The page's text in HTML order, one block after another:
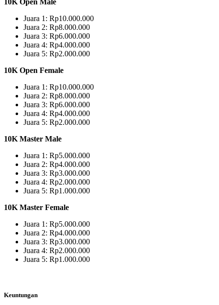
Juara 1: Rp10.000.000
Juara 2: Rp8.000.000
Juara 3: Rp6.000.000
Juara 4: Rp4.000.000
Juara 5: Rp2.000.000
10K Open Female
Juara 1: Rp10.000.000
Juara 2: Rp8.000.000
Juara 3: Rp6.000.000
Juara 4: Rp4.000.000
Juara 5: Rp2.000.000
10K Master Male
Juara 1: Rp5.000.000
Juara 2: Rp4.000.000
Juara 3: Rp3.000.000
Juara 4: Rp2.000.000
Juara 5: Rp1.000.000
10K Master Female
Juara 1: Rp5.000.000
Juara 2: Rp4.000.000
Juara 3: Rp3.000.000
Juara 4: Rp2.000.000
Juara 5: Rp1.000.000
Keuntungan